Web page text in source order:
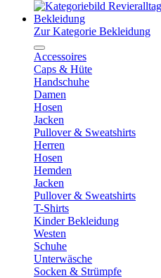
Bekleidung
Zur Kategorie Bekleidung
Accessoires
Caps & Hüte
Handschuhe
Damen
Hosen
Jacken
Pullover & Sweatshirts
Herren
Hosen
Hemden
Jacken
Pullover & Sweatshirts
T-Shirts
Kinder Bekleidung
Westen
Schuhe
Unterwäsche
Socken & Strümpfe